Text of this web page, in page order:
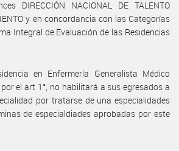
DIRECCIÓN NACIONAL DE TALENTO
y en concordancia con las Categorías
Integral de Evaluación de las Residencias
en Enfermería Generalista Médico
el art 1°, no habilitará a sus egresados a
por tratarse de una especialidades
de especialdiades aprobadas por este